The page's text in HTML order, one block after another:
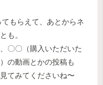
もらえて、あとからネ
も。
〇（購入いただいた
の動画とかの投稿も
みてくださいね〜